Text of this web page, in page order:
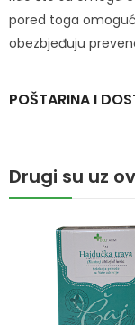
pored toga
obezbjeđuju
POŠTARINA I
Drugi su uz